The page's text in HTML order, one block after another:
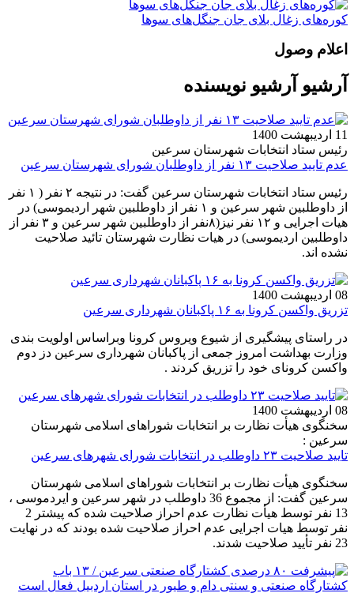
کوره‌های زغال بلای جان جنگل‌های سوها
اعلام وصول
آرشیو آرشیو نویسنده
11 اردیبهشت 1400
رئیس ستاد انتخابات شهرستان سرعین
عدم تایید صلاحیت ۱۳ نفر از داوطلبان شورای شهرستان سرعین
رئیس ستاد انتخابات شهرستان سرعین گفت: در نتیجه ۲ نفر ( ۱ نفر
از داوطلبین شهر سرعین و ۱ نفر از داوطلبین شهر اردیموسی) در
هیات اجرایی و ۱۲ نفر نیز(۸نفر از داوطلبین شهر سرعین و ۳ نفر از
داوطلبین اردیموسی) در هیات نظارت شهرستان تائید صلاحیت
نشده اند.
08 اردیبهشت 1400
تزریق واکسن کرونا به ۱۶ پاکبانان شهرداری سرعین
در راستای پیشگیری از شیوع ویروس کرونا وبراساس اولویت بندی
وزارت بهداشت امروز جمعی از پاکبانان شهرداری سرعین دز دوم
واکسن کرونای خود را تزریق کردند .
08 اردیبهشت 1400
سخنگوی هیأت نظارت بر انتخابات شوراهای اسلامی شهرستان
سرعین :
تایید صلاحیت ۲۳ داوطلب در انتخابات شورای شهرهای سرعین
سخنگوی هیأت نظارت بر انتخابات شوراهای اسلامی شهرستان
سرعین گفت: از مجموع 36 داوطلب در شهر سرعین و ایردموسی ،
13 نفر توسط هیأت نظارت عدم احراز صلاحیت شده که پیشتر 2
نفر توسط هیات اجرایی عدم احراز صلاحیت شده بودند که در نهایت
23 نفر تأیید صلاحیت شدند.